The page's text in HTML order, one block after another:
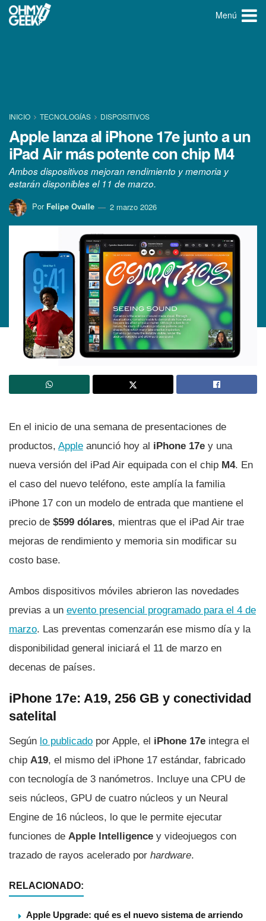
Menú
INICIO TECNOLOGÍ­AS DISPOSITIVOS
Apple lanza al iPhone 17e junto a un
iPad Air más potente con chip M4
Ambos dispositivos mejoran rendimiento y memoria y
estarán disponibles el 11 de marzo.
Por Felipe Ovalle 2 marzo 2026
En el inicio de una semana de presentaciones de
productos, Apple anunció hoy al iPhone 17e y una
nueva versión del iPad Air equipada con el chip M4. En
el caso del nuevo teléfono, este amplía la familia
iPhone 17 con un modelo de entrada que mantiene el
precio de $599 dólares, mientras que el iPad Air trae
mejoras de rendimiento y memoria sin modificar su
costo base.
Ambos dispositivos móviles abrieron las novedades
previas a un evento presencial programado para el 4 de
marzo. Las preventas comenzarán ese mismo día y la
disponibilidad general iniciará el 11 de marzo en
decenas de países.
iPhone 17e: A19, 256 GB y conectividad
satelital
Según lo publicado por Apple, el iPhone 17e integra el
chip A19, el mismo del iPhone 17 estándar, fabricado
con tecnología de 3 nanómetros. Incluye una CPU de
seis núcleos, GPU de cuatro núcleos y un Neural
Engine de 16 núcleos, lo que le permite ejecutar
funciones de Apple Intelligence y videojuegos con
trazado de rayos acelerado por hardware.
RELACIONADO:
Apple Upgrade: qué es el nuevo sistema de arriendo